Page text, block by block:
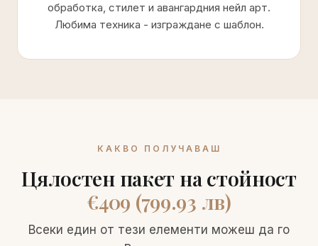
обработка, стилет и авангардния нейл арт.
Любима техника - изграждане с шаблон.
КАКВО ПОЛУЧАВАШ
Цялостен пакет на стойност
€409 (799.93 лв)
Всеки един от тези елементи можеш да го